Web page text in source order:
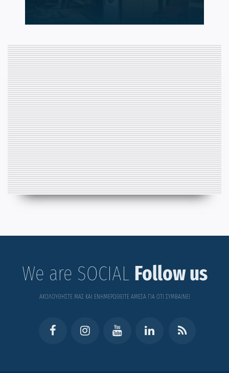
We are SOCIAL Follow us
ΑΚΟΛΟΥΘΗΣΤΕ ΜΑΣ ΚΑΙ ΕΝΗΜΕΡΩΘΕΙΤΕ ΑΜΕΣΑ ΓΙΑ ΟΤΙ ΣΥΜΒΑΙΝΕΙ